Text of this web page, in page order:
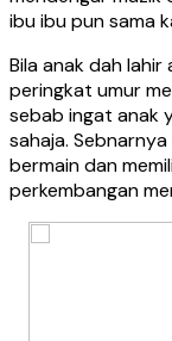
ibu ibu pun sama
Bila anak dah
peringkat umur
sebab ingat anak
sahaja.
bermain dan
perkembangan